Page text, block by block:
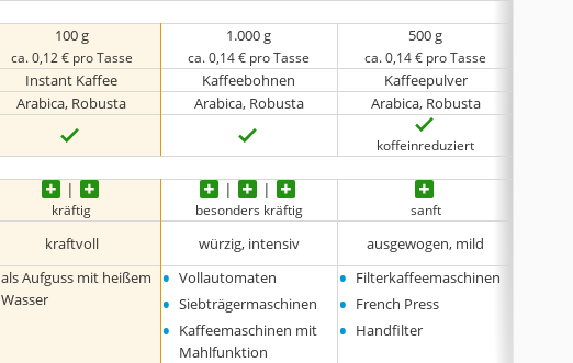
100 g
ca. 0,12 € pro Tasse
1.000 g
ca. 0,14 € pro Tasse
500 g
ca. 0,14 € pro Tasse
Instant Kaffee Kaffeebohnen Kaffeepulver
Arabica, Robusta Arabica, Robusta Arabica, Robusta
koffeinreduziert
kräftig besonders kräftig sanft
kraftvoll würzig, intensiv ausgewogen, mild
als Aufguss mit heißem
Wasser
• Vollautomaten
• Siebträgermaschinen
• Kaffeemaschinen mit
Mahlfunktion
• Filterkaffeemaschinen
• French Press
• Handfilter